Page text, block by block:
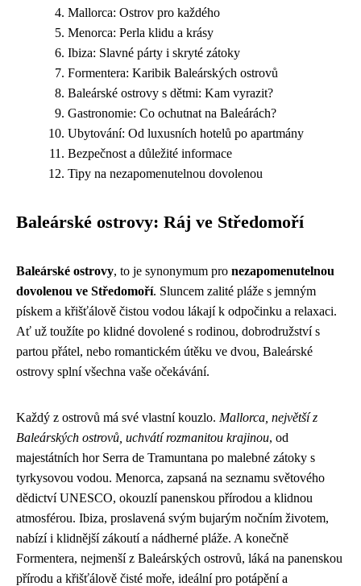
Mallorca: Ostrov pro každého
Menorca: Perla klidu a krásy
Ibiza: Slavné párty i skryté zátoky
Formentera: Karibik Baleárských ostrovů
Baleárské ostrovy s dětmi: Kam vyrazit?
Gastronomie: Co ochutnat na Baleárách?
Ubytování: Od luxusních hotelů po apartmány
Bezpečnost a důležité informace
Tipy na nezapomenutelnou dovolenou
Baleárské ostrovy: Ráj ve Středomoří
Baleárské ostrovy, to je synonymum pro nezapomenutelnou
dovolenou ve Středomoří. Sluncem zalité pláže s jemným
pískem a křišťálově čistou vodou lákají k odpočinku a relaxaci.
Ať už toužíte po klidné dovolené s rodinou, dobrodružství s
partou přátel, nebo romantickém útěku ve dvou, Baleárské
ostrovy splní všechna vaše očekávání.
Každý z ostrovů má své vlastní kouzlo. Mallorca, největší z
Baleárských ostrovů, uchvátí rozmanitou krajinou, od
majestátních hor Serra de Tramuntana po malebné zátoky s
tyrkysovou vodou. Menorca, zapsaná na seznamu světového
dědictví UNESCO, okouzlí panenskou přírodou a klidnou
atmosférou. Ibiza, proslavená svým bujarým nočním životem,
nabízí i klidnější zákoutí a nádherné pláže. A konečně
Formentera, nejmenší z Baleárských ostrovů, láká na panenskou
přírodu a křišťálově čisté moře, ideální pro potápění a